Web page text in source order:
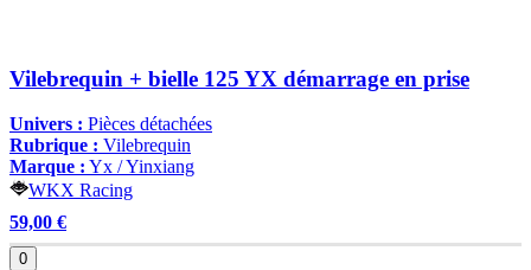
Vilebrequin + bielle 125 YX démarrage en prise
Univers : Pièces détachées
Rubrique : Vilebrequin
Marque : Yx / Yinxiang
WKX Racing
59,00 €
0